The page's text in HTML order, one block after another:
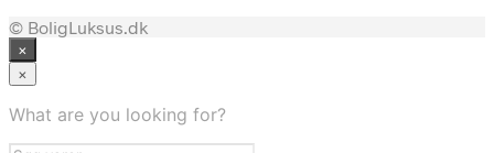
© BoligLuksus.dk
×
×
What are you looking for?